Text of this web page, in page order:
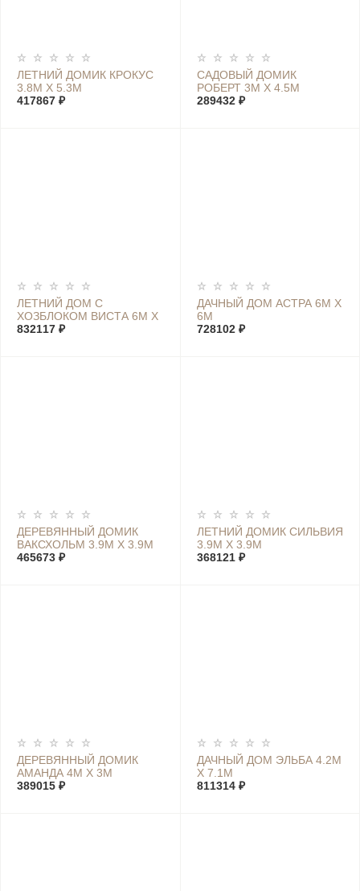
ЛЕТНИЙ ДОМИК КРОКУС
3.8М Х 5.3М
417867 ₽
САДОВЫЙ ДОМИК
РОБЕРТ 3М Х 4.5М
289432 ₽
ЛЕТНИЙ ДОМ С
ХОЗБЛОКОМ ВИСТА 6М Х
7,4М
832117 ₽
ДАЧНЫЙ ДОМ АСТРА 6М Х
6М
728102 ₽
ДЕРЕВЯННЫЙ ДОМИК
ВАКСХОЛЬМ 3.9М Х 3.9М
465673 ₽
ЛЕТНИЙ ДОМИК СИЛЬВИЯ
3.9М Х 3.9М
368121 ₽
ДЕРЕВЯННЫЙ ДОМИК
АМАНДА 4М Х 3М
389015 ₽
ДАЧНЫЙ ДОМ ЭЛЬБА 4.2М
Х 7.1М
811314 ₽